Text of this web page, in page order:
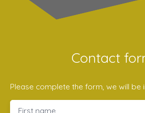
Contact
Please complete the form, we will be
First name